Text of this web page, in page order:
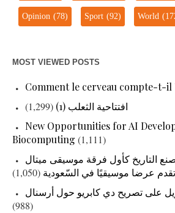
Opinion(78) Sport(92) World
MOST VIEWED POSTS
Comment le cerveau compte-t-il
افتتاحية الثعلب (1)
(1,299)
New Opportunities for AI
Biocomputing (1,111)
التاريخ كأول فرقة موسيقى ميتال
عرضا موسيقيًا في السّعودية (1,050)
على تصريح دي كابريو حول أرسنال
(988)